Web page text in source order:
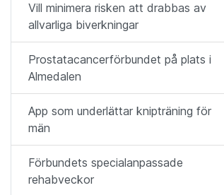
Vill minimera risken att drabbas av
allvarliga biverkningar
Prostatacancerförbundet på plats i
Almedalen
App som underlättar knipträning för
män
Förbundets specialanpassade
rehabveckor